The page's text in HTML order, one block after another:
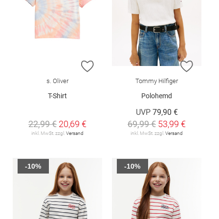
ZUR WUNSCHLISTE HINZUFÜGEN
s. Oliver
T-Shirt
22,99 € 20,69 €
inkl. MwSt. zzgl.Versand
ZUR
Tommy Hilfiger
Polohemd
UVP 79,90 €
69,99 € 53,99 €
inkl. MwSt. zzgl.Versand
-10% -10%